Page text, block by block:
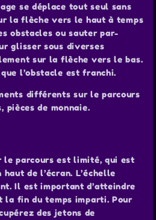
se déplace tout seul sans
la flèche vers le haut à temps
obstacles ou sauter par-
glisser sous diverses
sur la flèche vers le bas.
l’obstacle est franchi.
différents sur le parcours
de monnaie.
le parcours est limité, qui est
de l’écran. L’échelle
Il est important d’atteindre
la fin du temps imparti. Pour
des jetons de